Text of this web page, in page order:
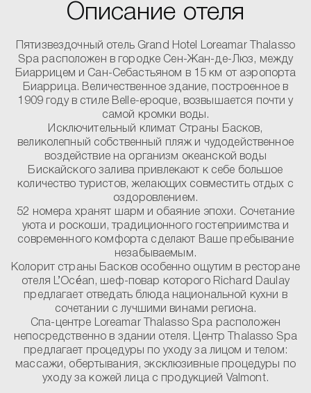
Описание отеля
Пятизвездочный отель Grand Hotel Loreamar Thalasso
Spa расположен в городке Сен-Жан-де-Люз, между
Биаррицем и Сан-Себастьяном в 15 км от аэропорта
Биаррица. Величественное здание, построенное в
1909 году в стиле Belle-epoque, возвышается почти у
самой кромки воды.
Исключительный климат Страны Басков,
великолепный собственный пляж и чудодейственное
воздействие на организм океанской воды
Бискайского залива привлекают к себе большое
количество туристов, желающих совместить отдых с
оздоровлением.
52 номера хранят шарм и обаяние эпохи. Сочетание
уюта и роскоши, традиционного гостеприимства и
современного комфорта сделают Ваше пребывание
незабываемым.
Колорит страны Басков особенно ощутим в ресторане
отеля L’Océan, шеф-повар которого Richard Daulay
предлагает отведать блюда национальной кухни в
сочетании с лучшими винами региона.
Спа-центре Loreamar Thalasso Spa расположен
непосредственно в здании отеля. Центр Thalasso Spa
предлагает процедуры по уходу за лицом и телом:
массажи, обертывания, эксклюзивные процедуры по
уходу за кожей лица с продукцией Valmont.